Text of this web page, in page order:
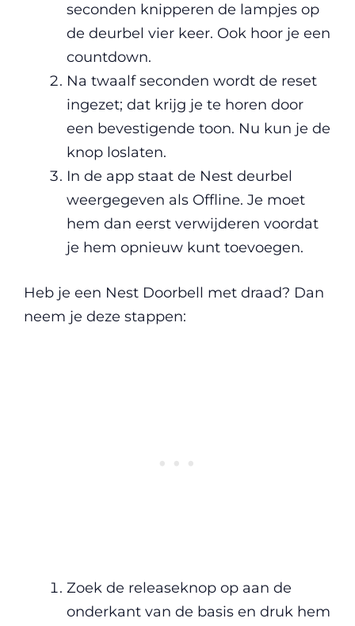
seconden knipperen de lampjes op
de deurbel vier keer. Ook hoor je een
countdown.
Na twaalf seconden wordt de reset
ingezet; dat krijg je te horen door
een bevestigende toon. Nu kun je de
knop loslaten.
In de app staat de Nest deurbel
weergegeven als Offline. Je moet
hem dan eerst verwijderen voordat
je hem opnieuw kunt toevoegen.
Heb je een Nest Doorbell met draad? Dan
neem je deze stappen:
Zoek de releaseknop op aan de
onderkant van de basis en druk hem